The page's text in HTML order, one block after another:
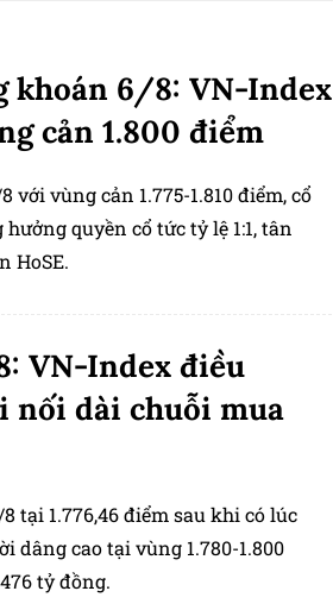
khoán 6/8: VN-Index
cản 1.800 điểm
với vùng cản 1.775-1.810 điểm, cổ
quyền cổ tức tỷ lệ 1:1, tân
HoSE.
VN-Index điều
nối dài chuỗi mua
tại 1.776,46 điểm sau khi có lúc
dâng cao tại vùng 1.780-1.800
tỷ đồng.